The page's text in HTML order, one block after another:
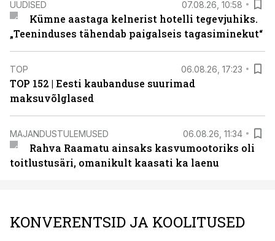
UUDISED 07.08.26, 10:58
Kümne aastaga kelnerist hotelli tegevjuhiks.
„Teeninduses tähendab paigalseis tagasiminekut“
TOP 06.08.26, 17:23
TOP 152 | Eesti kaubanduse suurimad
maksuvõlglased
MAJANDUSTULEMUSED 06.08.26, 11:34
Rahva Raamatu ainsaks kasvumootoriks oli
toitlustusäri, omanikult kaasati ka laenu
KONVERENTSID JA KOOLITUSED